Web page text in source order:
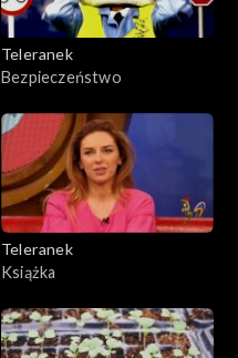
Teleranek
Bezpieczeństwo
Teleranek
Książka